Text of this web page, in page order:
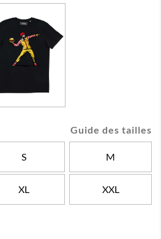
Guide des tailles
S M
XL XXL